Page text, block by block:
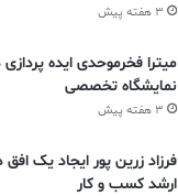
3 هفته پیش
میترا فخرموحدی ایده
نمایشگاه تخصصی
3 هفته پیش
فرزاد زرین پور ایجاد یک افق
ارشد کسب و کار